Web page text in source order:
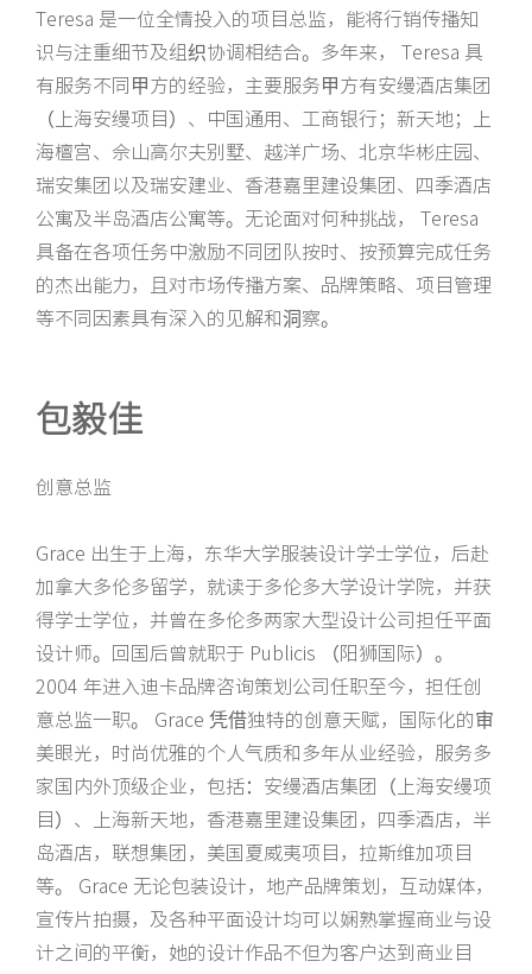
Teresa 是一位全情投入的项目总监，能将行销传播知
识与注重细节及组织协调相结合。多年来， Teresa 具
有服务不同甲方的经验，主要服务甲方有安缦酒店集团
（上海安缦项目）、中国通用、工商银行；新天地；上
海檀宫、佘山高尔夫别墅、越洋广场、北京华彬庄园、
瑞安集团以及瑞安建业、香港嘉里建设集团、四季酒店
公寓及半岛酒店公寓等。无论面对何种挑战， Teresa
具备在各项任务中激励不同团队按时、按预算完成任务
的杰出能力，且对市场传播方案、品牌策略、项目管理
等不同因素具有深入的见解和洞察。
包毅佳
创意总监
Grace 出生于上海，东华大学服装设计学士学位，后赴
加拿大多伦多留学，就读于多伦多大学设计学院，并获
得学士学位，并曾在多伦多两家大型设计公司担任平面
设计师。回国后曾就职于 Publicis （阳狮国际）。
2004 年进入迪卡品牌咨询策划公司任职至今，担任创
意总监一职。 Grace 凭借独特的创意天赋，国际化的审
美眼光，时尚优雅的个人气质和多年从业经验，服务多
家国内外顶级企业，包括：安缦酒店集团（上海安缦项
目）、上海新天地，香港嘉里建设集团，四季酒店，半
岛酒店，联想集团，美国夏威夷项目，拉斯维加项目
等。 Grace 无论包装设计，地产品牌策划，互动媒体，
宣传片拍摄，及各种平面设计均可以娴熟掌握商业与设
计之间的平衡，她的设计作品不但为客户达到商业目